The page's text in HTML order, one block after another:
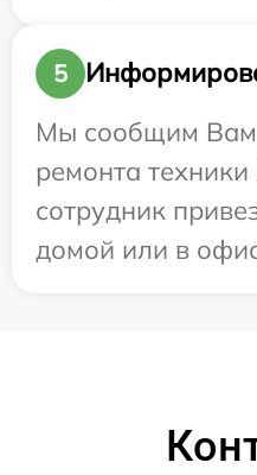
5
Мы сообщим Вам
ремонта
сотрудник
домой или в